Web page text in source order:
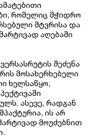
რომელიც მჭიდრო
მტვრისა და
აღებაში
შეძენა
მოსახერხებელი
ხელსაწყო,
ასევე, რადგან
ის არ
მოუძებნით